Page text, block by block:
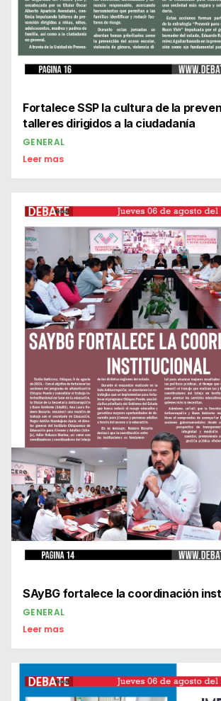
Fortalece SSP la cultura de la
talleres dirigidos a la ciudadanía
GENERAL
Leer mas
SAyBG fortalece la coordinación
GENERAL
Leer mas